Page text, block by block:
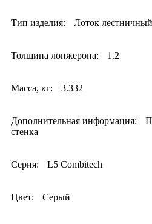
Тип изделия: Лоток лестничный
Толщина лонжерона: 1.2
Масса, кг: 3.332
Дополнительная информация:
стенка
Серия: L5 Combitech
Цвет: Серый